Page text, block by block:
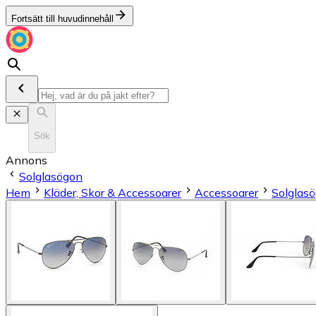
Fortsätt till huvudinnehåll
Sök
Annons
Solglasögon
Hem
Kläder, Skor & Accessoarer Accessoarer